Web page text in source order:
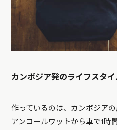
カンボジア発のライフスタ
作っているのは、カンボジア
アンコールワットから車で1時